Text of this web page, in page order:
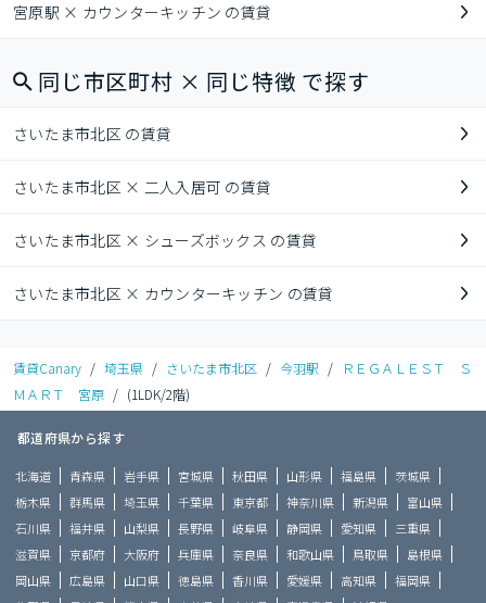
宮原駅 × カウンターキッチン の賃貸
同じ市区町村 × 同じ特徴 で探す
さいたま市北区 の賃貸
さいたま市北区 × 二人入居可 の賃貸
さいたま市北区 × シューズボックス の賃貸
さいたま市北区 × カウンターキッチン の賃貸
賃貸Canary / 埼玉県 / さいたま市北区 / 今羽駅 /
ＲＥＧＡＬＥＳＴ Ｓ
ＭＡＲＴ 宮原 / (1LDK/2階)
都道府県から探す
北海道 青森県 岩手県 宮城県 秋田県 山形県 福島県
茨城県
栃木県
群馬県 埼玉県 千葉県 東京都 神奈川県 新潟県
富山県
石川県
福井県 山梨県 長野県 岐阜県 静岡県 愛知県
三重県
滋賀県
京都府 大阪府 兵庫県 奈良県 和歌山県 鳥取県
島根県
岡山県
広島県 山口県 徳島県 香川県 愛媛県 高知県
福岡県